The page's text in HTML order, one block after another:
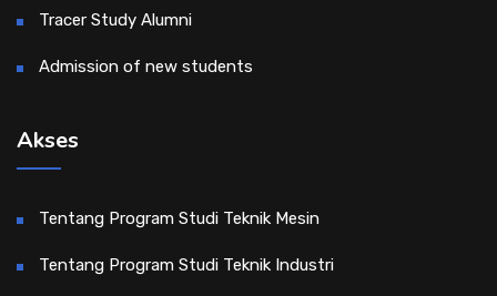
Tracer Study Alumni
Admission of new students
Akses
Tentang Program Studi Teknik Mesin
Tentang Program Studi Teknik Industri